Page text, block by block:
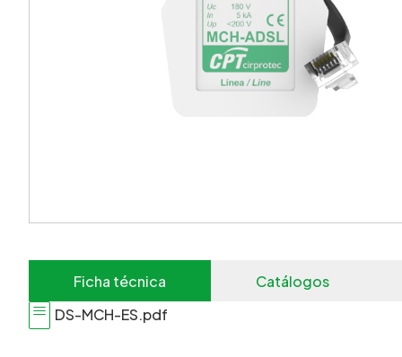
Ficha técnica Catálogos
DS-MCH-ES.pdf